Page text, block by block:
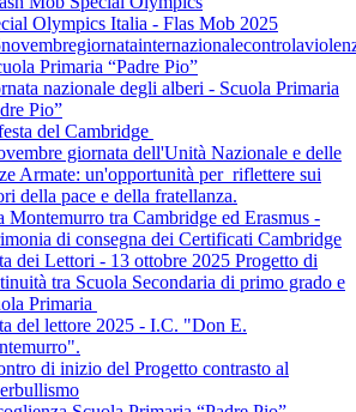
Olympics Italia - Flas Mob 2025
Primaria “Padre Pio”
nazionale degli alberi - Scuola Primaria
Pio”
del Cambridge
giornata dell'Unità Nazionale e delle
Armate: un'opportunità per riflettere sui
della pace e della fratellanza.
Montemurro tra Cambridge ed Erasmus -
di consegna dei Certificati Cambridge
dei Lettori - 13 ottobre 2025 Progetto di
tra Scuola Secondaria di primo grado e
Primaria
del lettore 2025 - I.C. "Don E.
di inizio del Progetto contrasto al